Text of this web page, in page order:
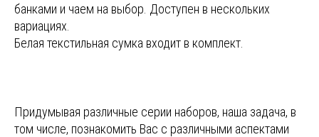
банками и чаем на выбор. Доступен в нескольких
вариациях.
Белая текстильная сумка входит в комплект.
Придумывая различные серии наборов, наша задача, в
том числе, познакомить Вас с различными аспектами